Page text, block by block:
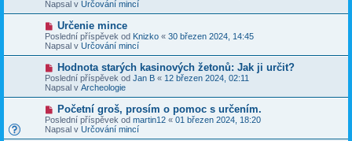
e
k
s
p
ě
v
e
k
ý
p
í
s
p
v
e
k
Napsal v Určování mincí
N
o
v
ý
p
í
s
p
v
e
k
Určenie mince
Poslední příspěvek od Knizko « 30 březen 2024, 14:45
Napsal v Určování mincí
N
o
v
ý
p
í
s
Hodnota starých kasinových žetonů: Jak ji určit?
Poslední příspěvek od Jan B « 12 březen 2024, 02:11
Napsal v Archeologie
N
o
v
ý
Početní groš, prosím o pomoc s určením.
Poslední příspěvek od martin12 « 01 březen 2024, 18:20
Napsal v Určování mincí